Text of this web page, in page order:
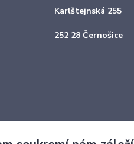
Karlštejnská 255
252 28 Černošice